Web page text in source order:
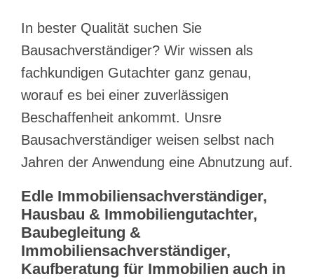
In bester Qualität suchen Sie
Bausachverständiger? Wir wissen als
fachkundigen Gutachter ganz genau,
worauf es bei einer zuverlässigen
Beschaffenheit ankommt. Unsre
Bausachverständiger weisen selbst nach
Jahren der Anwendung eine Abnutzung auf.
Edle Immobiliensachverständiger,
Hausbau & Immobiliengutachter,
Baubegleitung &
Immobiliensachverständiger,
Kaufberatung für Immobilien auch in